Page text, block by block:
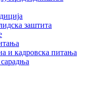
заштита
и кадровска питања